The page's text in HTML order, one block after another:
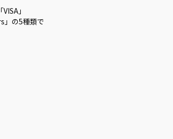
」
」の5種類で